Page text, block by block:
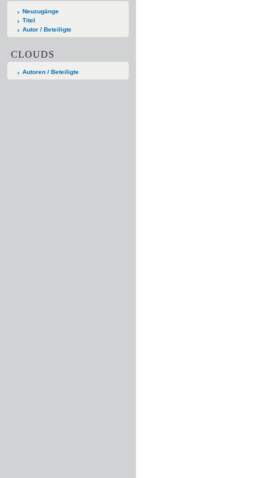
Neuzugänge
Titel
Autor / Beteiligte
CLOUDS
Autoren / Beteiligte